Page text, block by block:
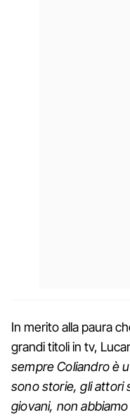
In merito alla paura
grandi titoli in tv,
sempre Coliandro è
sono storie, gli attori
giovani, non